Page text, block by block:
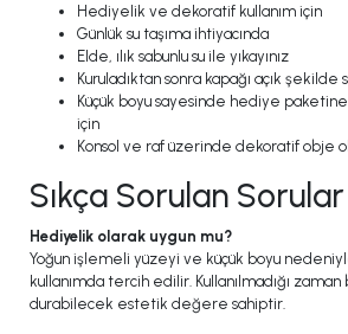
Hediyelik ve dekoratif kullanım için
Günlük su taşıma ihtiyacında
Elde, ılık sabunlu su ile yıkayınız
Kuruladıktan sonra kapağı açık şekilde
Küçük boyu sayesinde hediye
için
Konsol ve raf üzerinde dekoratif obje
Sıkça Sorulan Sorular
Hediyelik olarak uygun mu?
Yoğun işlemeli yüzeyi ve küçük boyu
kullanımda tercih edilir. Kullanılmadığı
durabilecek estetik değere sahiptir.